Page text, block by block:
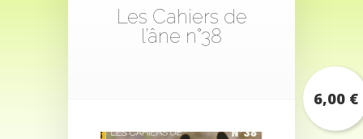
Les Cahiers de
l’âne n°38
6,00 €